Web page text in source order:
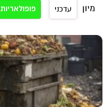
מיון עדכני פופולאריות